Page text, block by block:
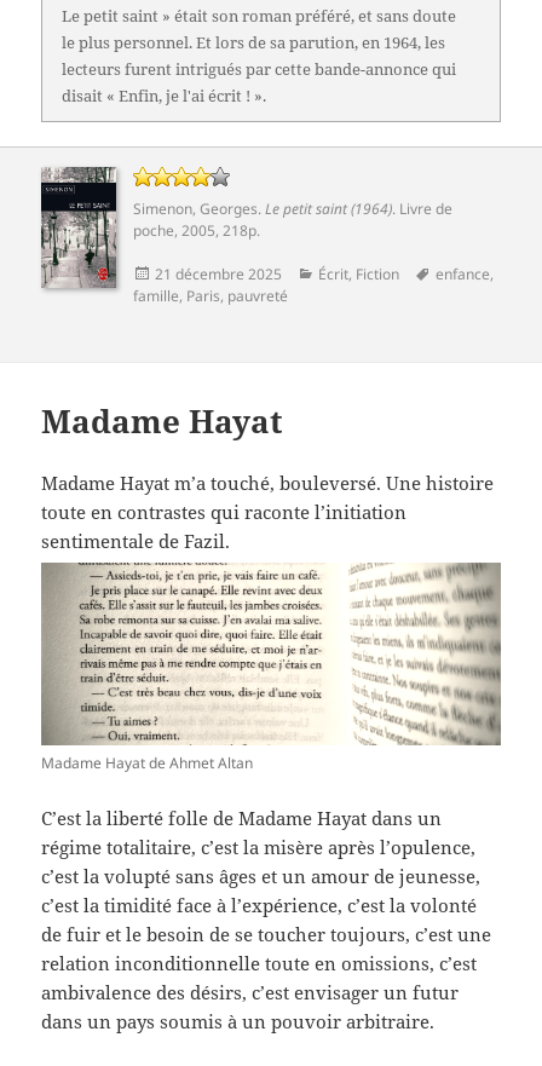
Le petit saint » était son roman préféré, et sans doute
le plus personnel. Et lors de sa parution, en 1964, les
lecteurs furent intrigués par cette bande-annonce qui
disait « Enfin, je l'ai écrit ! ».
Simenon, Georges.Le petit saint (1964). Livre de
poche, 2005, 218p.
Publié
le
21 décembre 2025 Catégories
Écrit, Fiction
Mots-
enfance,
famille, Paris, pauvreté
Madame Hayat
Madame Hayat m’a touché, bouleversé. Une histoire
toute en contrastes qui raconte l’initiation
sentimentale de Fazil.
Madame Hayat de Ahmet Altan
C’est la liberté folle de Madame Hayat dans un
régime totalitaire, c’est la misère après l’opulence,
c’est la volupté sans âges et un amour de jeunesse,
c’est la timidité face à l’expérience, c’est la volonté
de fuir et le besoin de se toucher toujours, c’est une
relation inconditionnelle toute en omissions, c’est
ambivalence des désirs, c’est envisager un futur
dans un pays soumis à un pouvoir arbitraire.